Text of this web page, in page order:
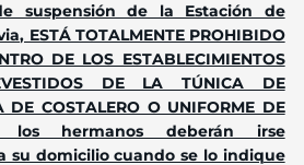
suspensión de la Estación de
ESTÁ TOTALMENTE PROHIBIDO
DE LOS ESTABLECIMIENTOS
DE LA TÚNICA DE
DE COSTALERO O UNIFORME DE
los hermanos deberán irse
su domicilio cuando se lo indique